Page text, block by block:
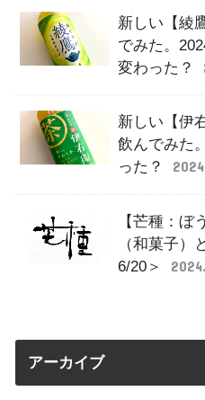
新しい【綾
でみた。
変わった？
新しい【伊
飲んでみた
った？
【芒種：ぼ
（和菓子）
6/20＞
アーカイブ